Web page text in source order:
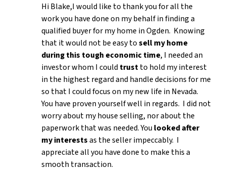
Hi Blake,I would like to thank you for all the
work you have done on my behalf in finding a
qualified buyer for my home in Ogden. Knowing
that it would not be easy tosell my home
during this tough economic time, I needed an
investor whom I could trustto hold my interest
in the highest regard and handle decisions for me
so that I could focus on my new life in Nevada.
You have proven yourself well in regards. I did not
worry about my house selling, nor about the
paperwork that was needed. You looked after
my interestsas the seller impeccably. I
appreciate all you have done to make this a
smooth transaction.